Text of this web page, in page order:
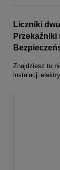
Liczniki
Przekaźniki
Znajdziesz tu
instalacji